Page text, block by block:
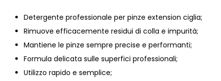
Detergente professionale per pinze extension ciglia;
Rimuove efficacemente residui di colla e impurità;
Mantiene le pinze sempre precise e performanti;
Formula delicata sulle superfici professionali;
Utilizzo rapido e semplice;